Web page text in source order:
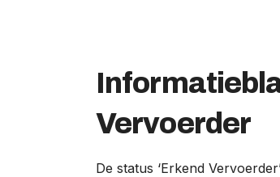
Vervoerder
De status ‘Erkend Vervoerder